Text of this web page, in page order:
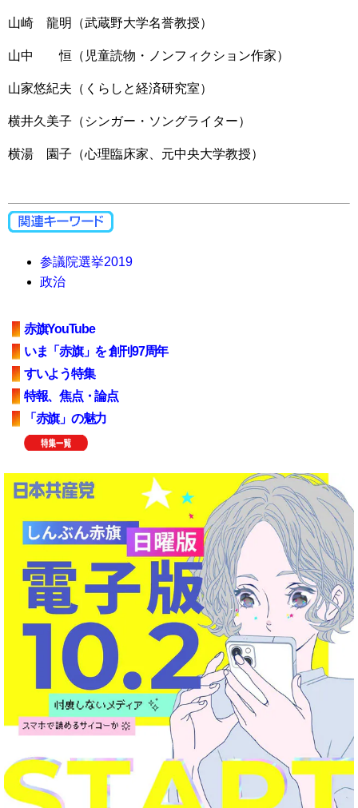
山崎 龍明（武蔵野大学名誉教授）
山中 恒（児童読物・ノンフィクション作家）
山家悠紀夫（くらしと経済研究室）
横井久美子（シンガー・ソングライター）
横湯 園子（心理臨床家、元中央大学教授）
参議院選挙2019
政治
赤旗YouTube
いま「赤旗」を 創刊97周年
すいよう特集
特報、焦点・論点
「赤旗」の魅力